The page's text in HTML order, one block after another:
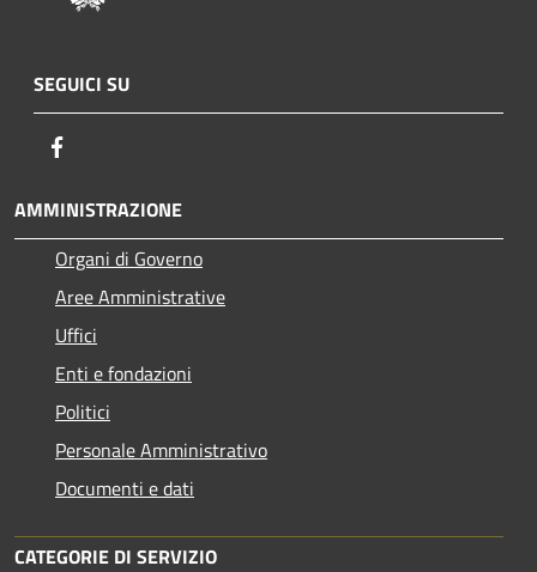
SEGUICI SU
AMMINISTRAZIONE
Organi di Governo
Aree Amministrative
Uffici
Enti e fondazioni
Politici
Personale Amministrativo
Documenti e dati
CATEGORIE DI SERVIZIO